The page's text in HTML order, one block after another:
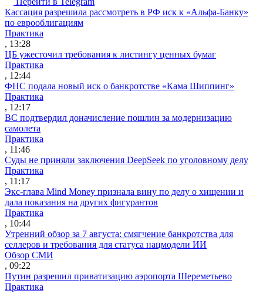
Кассация разрешила рассмотреть в РФ иск к «Альфа-Банку»
по еврооблигациям
Практика
, 13:28
ЦБ ужесточил требования к листингу ценных бумаг
Практика
, 12:44
ФНС подала новый иск о банкротстве «Кама Шиппинг»
Практика
, 12:17
ВС подтвердил доначисление пошлин за модернизацию
самолета
Практика
, 11:46
Суды не приняли заключения DeepSeek по уголовному делу
Практика
, 11:17
Экс-глава Mind Money признала вину по делу о хищении и
дала показания на других фигурантов
Практика
, 10:44
Утренний обзор за 7 августа: смягчение банкротства для
селлеров и требования для статуса нацмодели ИИ
Обзор СМИ
, 09:22
Путин разрешил приватизацию аэропорта Шереметьево
Практика